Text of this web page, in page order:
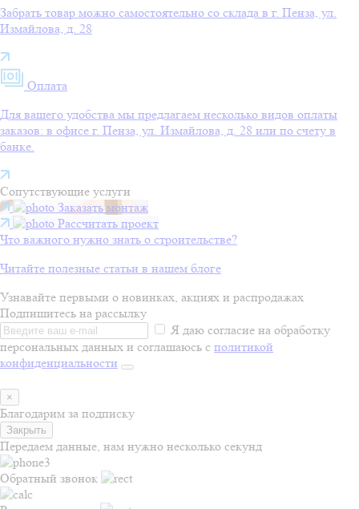
Забрать товар можно самостоятельно со склада в г. Пенза, ул.
Измайлова, д. 28
Оплата
Для вашего удобства мы предлагаем несколько видов оплаты
заказов: в офисе г. Пенза, ул. Измайлова, д. 28 или по счету в
банке.
Сопутствующие услуги
Заказать монтаж
Рассчитать проект
Что важного нужно знать о строительстве?
Читайте полезные статьи в нашем блоге
Узнавайте первыми о новинках, акциях и распродажах
Подпишитесь на рассылку
Я даю согласие на обработку
персональных данных и соглашаюсь с политикой
конфиденциальности
×
Благодарим за подписку
Закрыть
Передаем данные, нам нужно несколько секунд
Обратный звонок